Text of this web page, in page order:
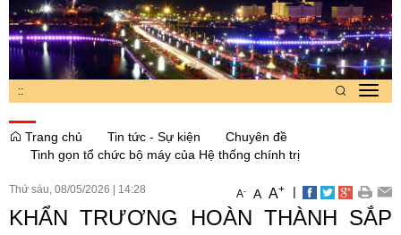
::
Trang chủ
Tin tức - Sự kiện
Chuyên đề
Tinh gọn tổ chức bộ máy của Hệ thống chính trị
Thứ sáu, 08/05/2026 14:28 A- A A+ |
KHẨN TRƯƠNG HOÀN THÀNH SẮP